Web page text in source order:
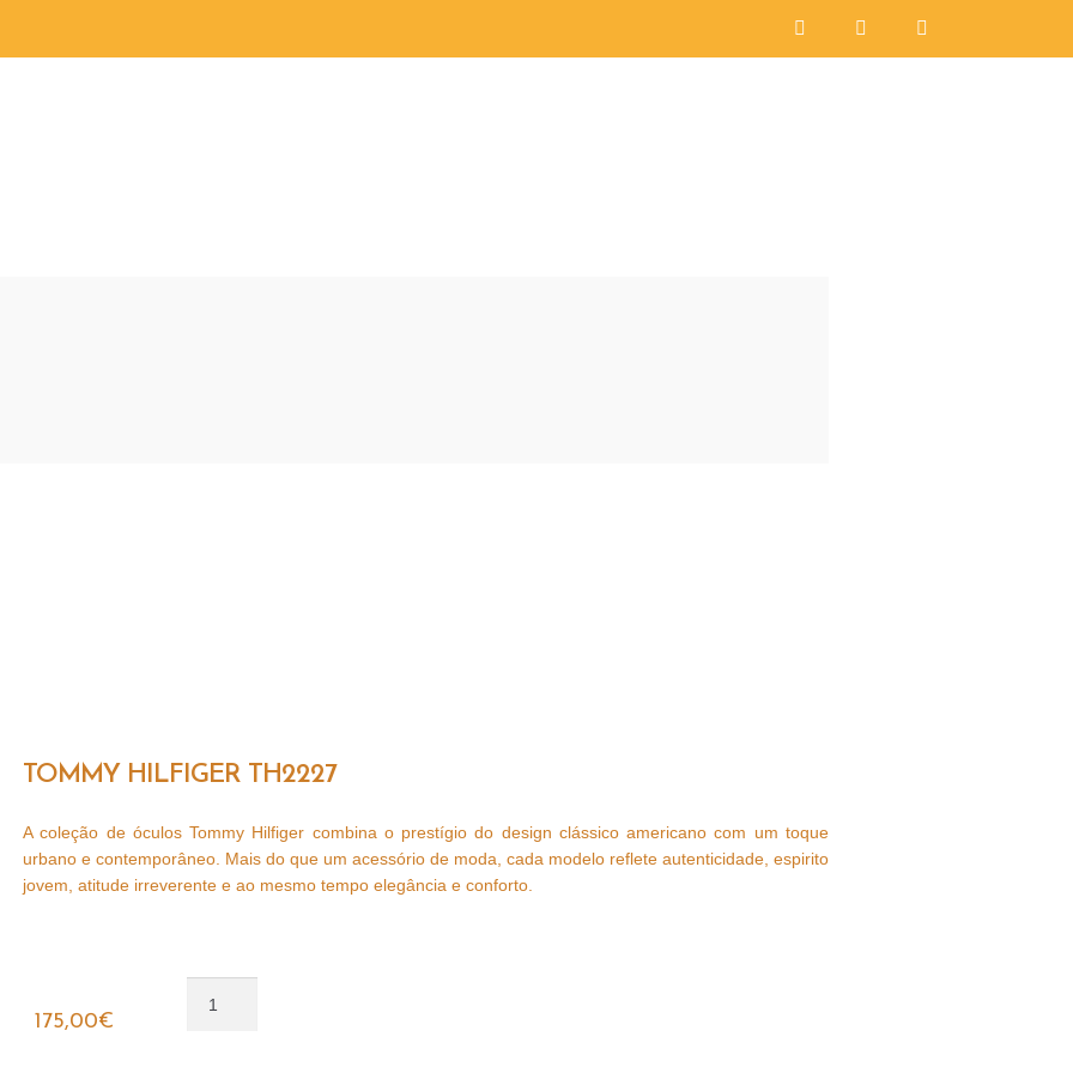
TOMMY HILFIGER TH2227
A coleção de óculos Tommy Hilfiger combina o prestígio do design clássico americano com um toque
urbano e contemporâneo. Mais do que um acessório de moda, cada modelo reflete autenticidade, espirito
jovem, atitude irreverente e ao mesmo tempo elegância e conforto.
175,00€